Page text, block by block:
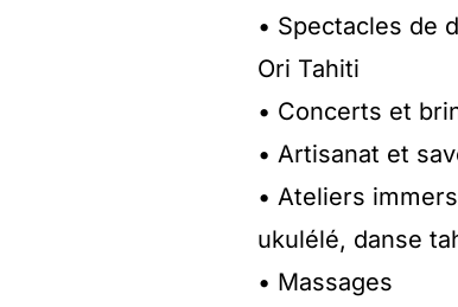
• Spectacles de
Ori Tahiti
• Concerts et
• Artisanat et
• Ateliers
ukulélé, danse
• Massages